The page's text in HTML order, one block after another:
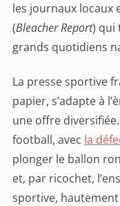
les journaux locaux
(Bleacher Report) qui
grands quotidiens
La presse sportive
papier, s’adapte à
une offre
football, avec la
plonger le ballon
et, par ricochet,
sportive,